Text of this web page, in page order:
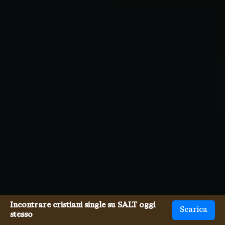
Incontrare cristiani single su SALT oggi
stesso
Scarica